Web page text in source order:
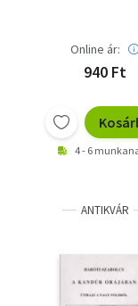
Online ár:
940 Ft
4 - 6
ANTIKVÁR